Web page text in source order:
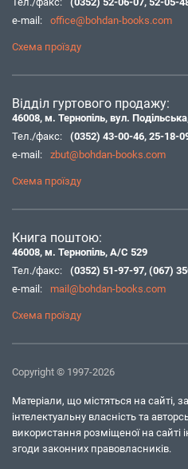
e-mail:
office@bohdan-books.com
Схема проїзду
Відділ гуртового продажу:
46008, м. Тернопіль, вул.
Тел./факс:
(0352) 43-00-46, 25-18-
e-mail:
zbut@bohdan-books.com
Схема проїзду
Книга поштою:
46008, м. Тернопіль, А/С 529
Тел./факс:
(0352) 51-97-97, (067)
e-mail:
mail@bohdan-books.com
Схема проїзду
Copyright © 1997-2026
Матеріали, що містяться на сайті,
інтелектуальну власність та
використання розміщеної на
згоди законних правовласників.